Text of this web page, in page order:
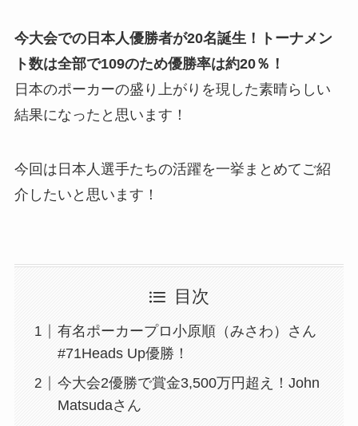
今大会での日本人優勝者が20名誕生！トーナメン
ト数は全部で109のため優勝率は約20％！
日本のポーカーの盛り上がりを現した素晴らしい
結果になったと思います！
今回は日本人選手たちの活躍を一挙まとめてご紹
介したいと思います！
目次
有名ポーカープロ小原順（みさわ）さん
#71Heads Up優勝！
今大会2優勝で賞金3,500万円超え！John
Matsudaさん